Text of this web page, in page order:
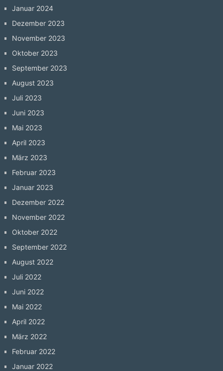
Januar 2024
Dezember 2023
November 2023
Oktober 2023
September 2023
August 2023
Juli 2023
Juni 2023
Mai 2023
April 2023
März 2023
Februar 2023
Januar 2023
Dezember 2022
November 2022
Oktober 2022
September 2022
August 2022
Juli 2022
Juni 2022
Mai 2022
April 2022
März 2022
Februar 2022
Januar 2022